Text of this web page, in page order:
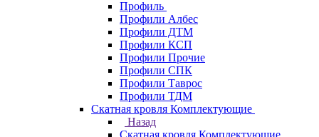
Профиль
Профили Албес
Профили ДТМ
Профили КСП
Профили Прочие
Профили СПК
Профили Таврос
Профили ТДМ
Скатная кровля Комплектующие
Назад
Скатная кровля Комплектующие